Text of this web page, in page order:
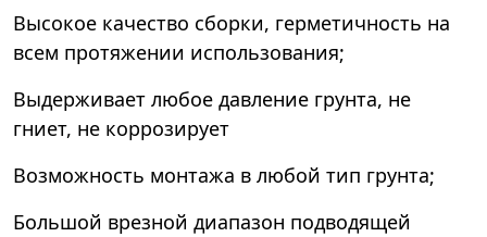
Высокое качество сборки, герметичность на
всем протяжении использования;
Выдерживает любое давление грунта, не
гниет, не коррозирует
Возможность монтажа в любой тип грунта;
Большой врезной диапазон подводящей